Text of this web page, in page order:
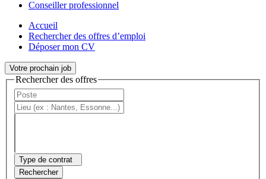
Conseiller professionnel
Accueil
Rechercher des offres d’emploi
Déposer mon CV
Votre prochain job
Rechercher des offres
Type de contrat
Rechercher